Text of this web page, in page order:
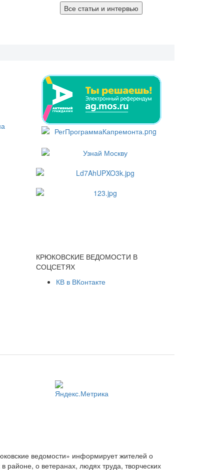
Все статьи и интервью
КРЮКОВСКИЕ ВЕДОМОСТИ В
СОЦСЕТЯХ
КВ в ВКонтакте
ведомости» информирует жителей о
районе, о ветеранах, людях труда, творческих